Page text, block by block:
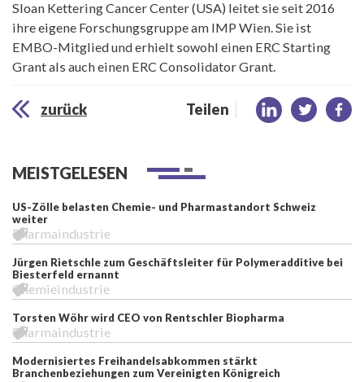
Sloan Kettering Cancer Center (USA) leitet sie seit 2016
ihre eigene Forschungsgruppe am IMP Wien. Sie ist
EMBO-Mitglied und erhielt sowohl einen ERC Starting
Grant als auch einen ERC Consolidator Grant.
zurück Teilen
MEISTGELESEN
US-Zölle belasten Chemie- und Pharmastandort Schweiz
weiter
Pharmaindustrie
Jürgen Rietschle zum Geschäftsleiter für Polymeradditive bei
Biesterfeld ernannt
Chemieindustrie
Torsten Wöhr wird CEO von Rentschler Biopharma
Pharmaindustrie
Modernisiertes Freihandelsabkommen stärkt
Branchenbeziehungen zum Vereinigten Königreich